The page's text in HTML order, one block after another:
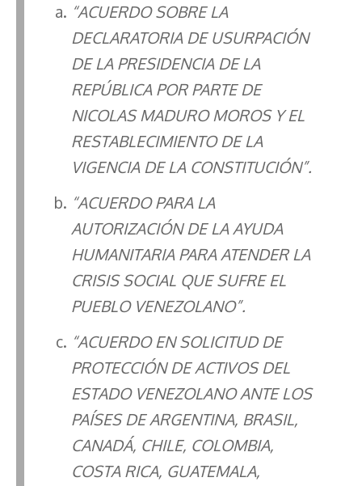
“ACUERDO SOBRE LA
DECLARATORIA DE USURPACIÓN
DE LA PRESIDENCIA DE LA
REPÚBLICA POR PARTE DE
NICOLAS MADURO MOROS Y EL
RESTABLECIMIENTO DE LA
VIGENCIA DE LA CONSTITUCIÓN”.
“ACUERDO PARA LA
AUTORIZACIÓN DE LA AYUDA
HUMANITARIA PARA ATENDER LA
CRISIS SOCIAL QUE SUFRE EL
PUEBLO VENEZOLANO”.
“ACUERDO EN SOLICITUD DE
PROTECCIÓN DE ACTIVOS DEL
ESTADO VENEZOLANO ANTE LOS
PAÍSES DE ARGENTINA, BRASIL,
CANADÁ, CHILE, COLOMBIA,
COSTA RICA, GUATEMALA,